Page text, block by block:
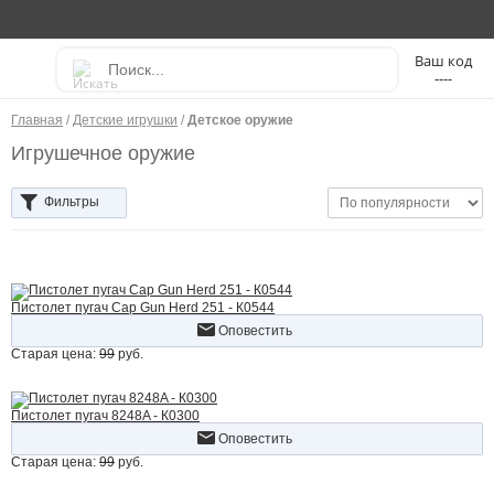
----
Главная / Детские игрушки / Детское оружие
Игрушечное оружие
Фильтры
Пистолет пугач Cap Gun Herd 251 - К0544
Оповестить
Старая цена: 99 руб.
Пистолет пугач 8248A - К0300
Оповестить
Старая цена: 99 руб.